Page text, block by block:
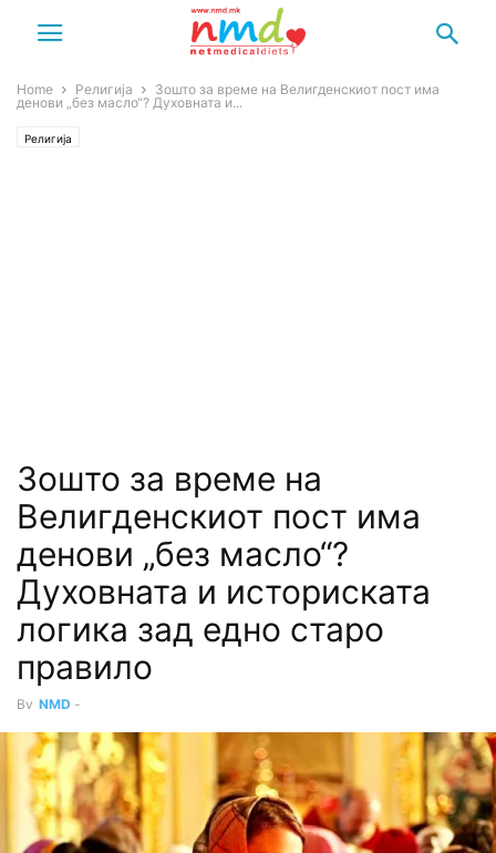
Home Религија
Зошто за време на Велигденскиот пост има
денови „без масло“? Духовната и...
Религија
Зошто за време на
Велигденскиот пост има
денови „без масло“?
Духовната и историската
логика зад едно старо
правило
By NMD -